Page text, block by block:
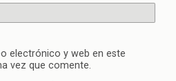
electrónico y web en este
vez que comente.